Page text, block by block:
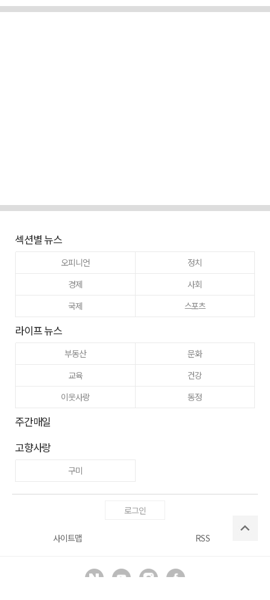
섹션별 뉴스
오피니언
정치
경제
사회
국제
스포츠
라이프 뉴스
부동산
문화
교육
건강
이웃사랑
동정
주간매일
고향사랑
구미
로그인
사이트맵 RSS